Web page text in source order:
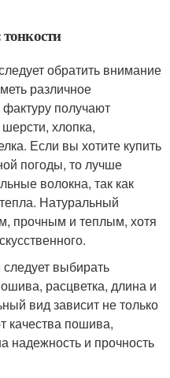
обратить внимание
различное
получают
хлопка,
Если вы хотите купить
погоды, то лучше
волокна, так как
Натуральный
прочным и теплым, хотя
выбирать
расцветка, длина и
вид зависит не только
качества пошива,
надежность и прочность